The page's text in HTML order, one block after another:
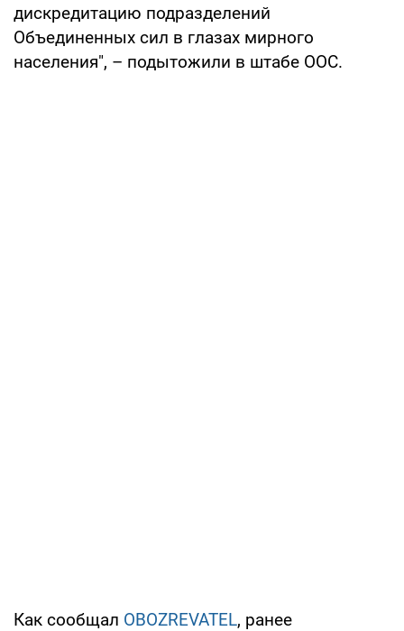
дискредитацию подразделений
Объединенных сил в глазах мирного
населения", – подытожили в штабе ООС.
Как сообщал OBOZREVATEL, ранее